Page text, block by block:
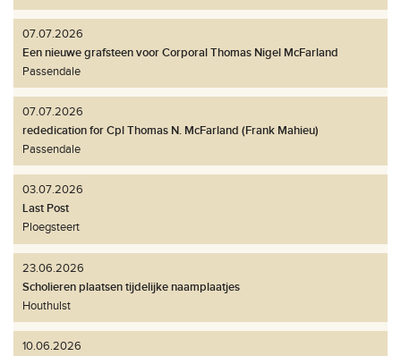
07.07.2026
Een nieuwe grafsteen voor Corporal Thomas Nigel McFarland
Passendale
07.07.2026
rededication for Cpl Thomas N. McFarland (Frank Mahieu)
Passendale
03.07.2026
Last Post
Ploegsteert
23.06.2026
Scholieren plaatsen tijdelijke naamplaatjes
Houthulst
10.06.2026